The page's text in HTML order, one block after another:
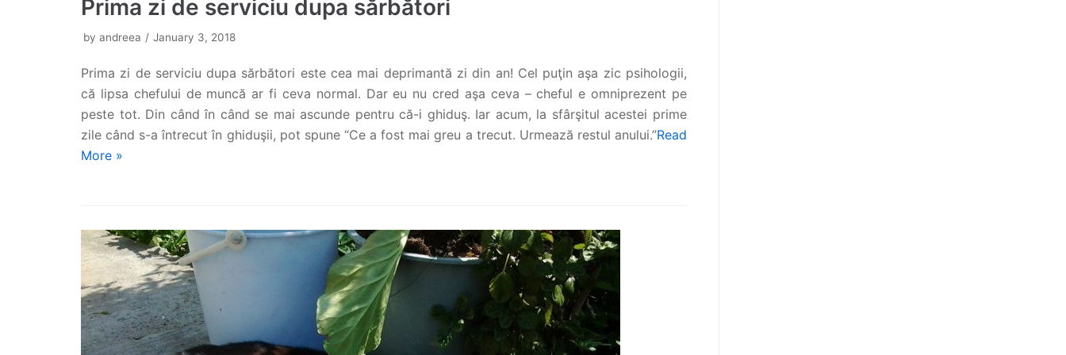
Prima zi de serviciu dupa sărbători
by andreea January 3, 2018
Prima zi de serviciu dupa sărbători este cea mai deprimantă zi din an! Cel puţin aşa zic psihologii,
că lipsa chefului de muncă ar fi ceva normal. Dar eu nu cred aşa ceva – cheful e omniprezent pe
peste tot. Din când în când se mai ascunde pentru că-i ghiduş. Iar acum, la sfârşitul acestei prime
zile când s-a întrecut în ghiduşii, pot spune “Ce a fost mai greu a trecut. Urmează restul anului.”Read
More »